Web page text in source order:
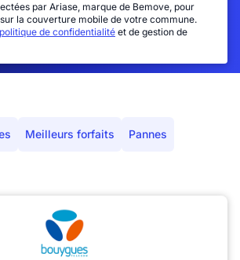
par Ariase, marque de Bemove, pour
la couverture mobile de votre commune.
politique de confidentialité et de gestion de
Meilleurs forfaits Pannes